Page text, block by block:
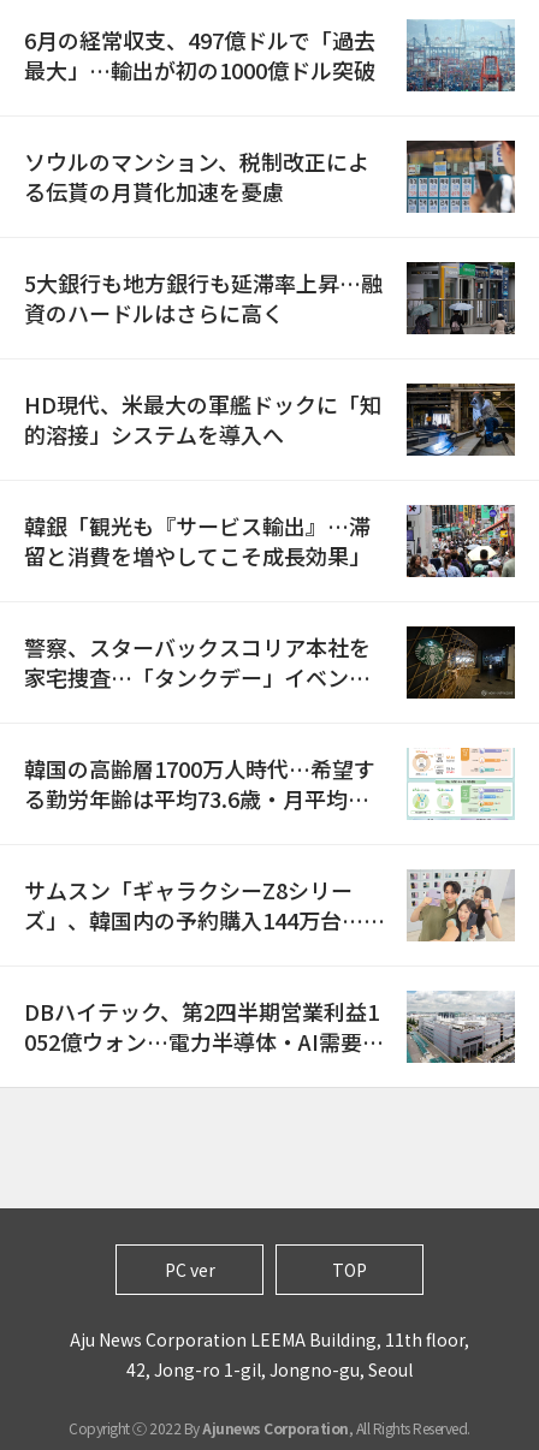
6月の経常収支、497億ドルで「過去
最大」…輸出が初の1000億ドル突破
ソウルのマンション、税制改正によ
る伝貰の月貰化加速を憂慮
5大銀行も地方銀行も延滞率上昇…融
資のハードルはさらに高く
HD現代、米最大の軍艦ドックに「知
的溶接」システムを導入へ
韓銀「観光も『サービス輸出』…滞
留と消費を増やしてこそ成長効果」
警察、スターバックスコリア本社を
家宅捜査…「タンクデー」イベント
韓国の高齢層1700万人時代…希望す
る勤労年齢は平均73.6歳・月平均賃
サムスン「ギャラクシーZ8シリー
ズ」、韓国内の予約購入144万台…
DBハイテック、第2四半期営業利益1
052億ウォン…電力半導体・AI需要増
PC ver TOP
Aju News Corporation LEEMA Building, 11th floor,
42, Jong-ro 1-gil, Jongno-gu, Seoul
Copyright ⓒ 2022 ByAjunews Corporation, All Rights Reserved.